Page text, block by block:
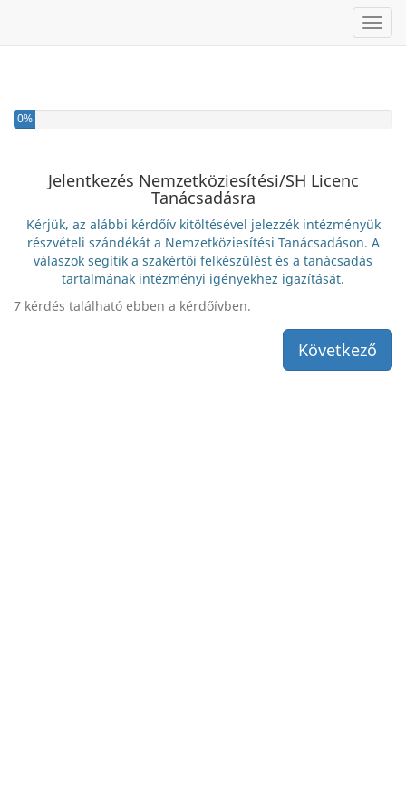
0%
Jelentkezés Nemzetköziesítési/SH Licenc
Tanácsadásra
Kérjük, az alábbi kérdőív kitöltésével jelezzék intézményük
részvételi szándékát a Nemzetköziesítési Tanácsadáson. A
válaszok segítik a szakértői felkészülést és a tanácsadás
tartalmának intézményi igényekhez igazítását.
7 kérdés található ebben a kérdőívben.
Következő